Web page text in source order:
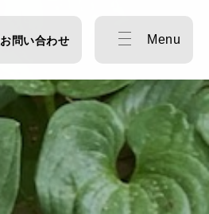
お問い合わせ Menu